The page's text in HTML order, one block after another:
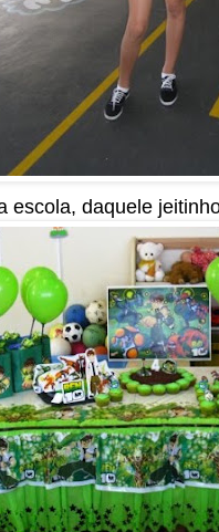
escola, daquele